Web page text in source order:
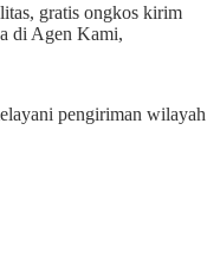
gratis ongkos kirim
di Agen Kami,
pengiriman wilayah